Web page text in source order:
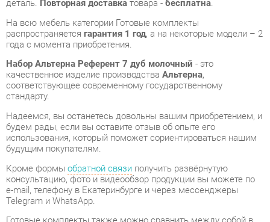
Набор Альтерна Референт 7 дуб молочный- это
качественное изделие производства
соответствующее современному государственному
стандарту.
будем рады, если вы оставите отзыв об опыте его
использования, который поможет сориентироваться нашим
будущим покупателям.
консультацию, фото и видеообзор продукции вы можете по
e-mail, телефону в Екатеринбурге и через мессенджеры
Telegram и WhatsApp.
Готовые комплекты также можно сравнить между собой в
нашем шоу-руме и купить Набор Альтерна Референт 7 дуб
молочный, самостоятельно забрав его с нашего
центрального склада в г. Екатеринбург. Полный список
адресов и магазинов смотрите на странице
контактов